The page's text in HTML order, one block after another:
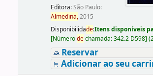
Editora:São Paulo:
Almedina,2015
Disponibilidade:Itens disponíveis
[Númerodechamada:342.2 D598]
Reservar
Adicionar ao seu